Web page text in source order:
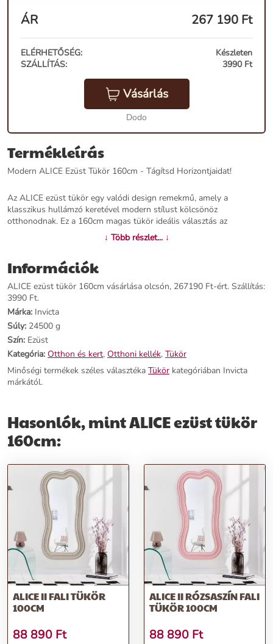
ÁR 267 190 Ft
ELÉRHETŐSÉG:
Készleten
SZÁLLÍTÁS:
3990 Ft
Vásárlás
Dodo
Termékleírás
Modern ALICE Ezüst Tükör 160cm - Tágítsd Horizontjaidat!
Az ALICE ezüst tükör egy valódi design remekmű, amely a
klasszikus hullámzó keretével modern stílust kölcsönöz
otthonodnak. Ez a 160cm magas tükör ideális választás az
előszobába, étkezőbe, nappaliba vagy akár a hálószobádba. Az
ember nagyságú tükör tágítja a teret, és minimalista kialakításának
Termékjellemzők:
Név: ALICE ezüst tükör 160cm
Ár: 228890 Ft
Márka: Invicta
Kategória: Tükör
Tömeg: 24500 g
Szín: Ezüst
Szállítási díj: 3990 Ft
Modern és minimalista design
Nagyméretű, 160cm magas tükör
Tágítja és feldobja a teret
Rendeld meg most, és légy te is részese az ALICE tükör által
nyújtott egyedi és modern élménynek!
További információk>>
↓ Több részlet... ↓
Információk
ALICE ezüst tükör 160cm vásárlása olcsón, 267190 Ft-ért. Szállítás:
3990 Ft.
Márka: Invicta
Súly: 24500 g
Szín: Ezüst
Kategória: Otthon és kert, Otthoni kellék, Tükör
Minőségi termékek széles választéka Tükör kategóriában Invicta
márkától.
Hasonlók, mint ALICE ezüst tükör
160cm:
ALICE II FALI TÜKÖR
100CM
88 890 Ft
ALICE II RÓZSASZÍN FALI
TÜKÖR 100CM
88 890 Ft